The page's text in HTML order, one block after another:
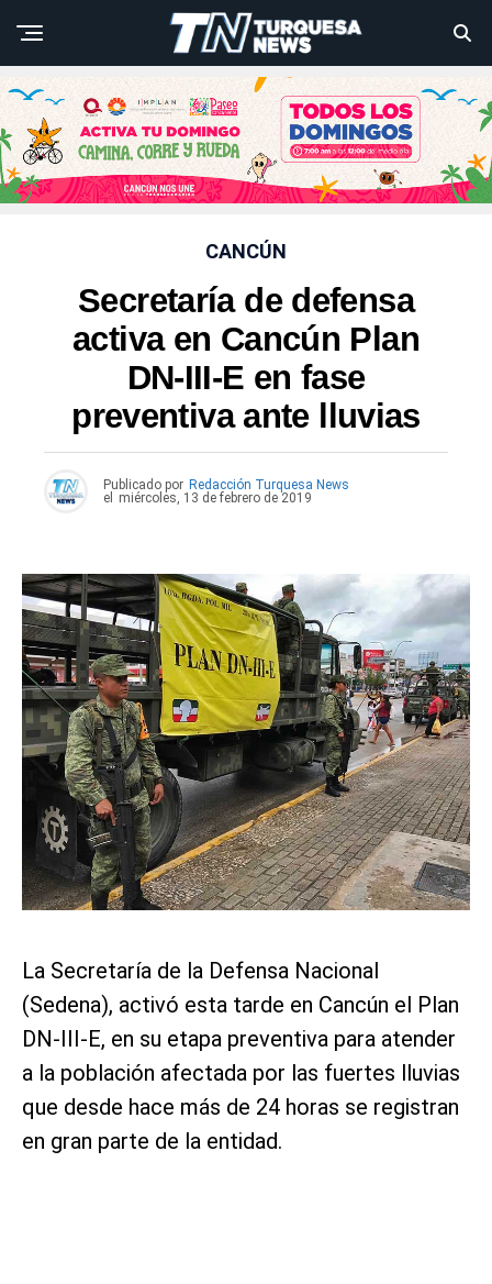
CANCÚN
Secretaría de defensa
activa en Cancún Plan
DN-III-E en fase
preventiva ante lluvias
Publicado por Redacción Turquesa News
el
miércoles, 13 de febrero de 2019
La Secretaría de la Defensa Nacional
(Sedena), activó esta tarde en Cancún el Plan
DN-III-E, en su etapa preventiva para atender
a la población afectada por las fuertes lluvias
que desde hace más de 24 horas se registran
en gran parte de la entidad.